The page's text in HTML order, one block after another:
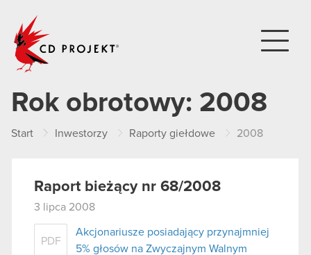
Rok obrotowy: 2008
Start Inwestorzy Raporty giełdowe 2008
Raport bieżący nr 68/2008
3 lipca 2008
PDF
Akcjonariusze posiadający przynajmniej
5% głosów na Zwyczajnym Walnym